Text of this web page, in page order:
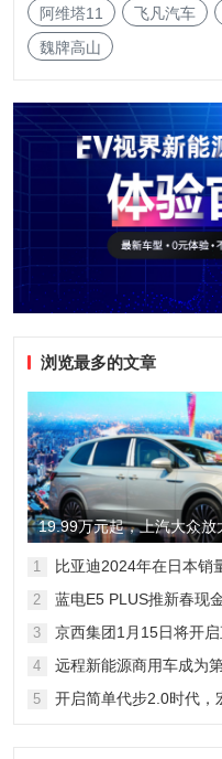
阿维塔11
飞凡汽车
魏牌高山
浏览最多的文章
19.99万元起，上汽大众放
撼全场
1
比亚迪2024年在日本销
2
蓝电E5 PLUS推新春现
3
京西集团1月15日将开
4
远程新能源商用车成为
线
5
开启简单代步2.0时代，